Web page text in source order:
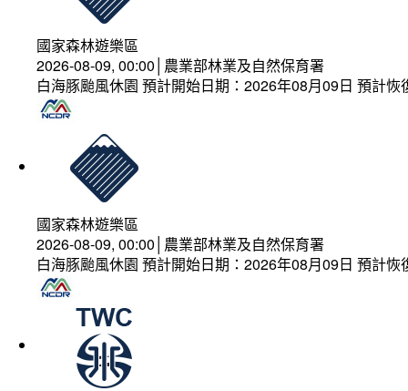
國家森林遊樂區
2026-08-09, 00:00│農業部林業及自然保育署
白海豚颱風休園 預計開始日期：2026年08月09日 預計
國家森林遊樂區
2026-08-09, 00:00│農業部林業及自然保育署
白海豚颱風休園 預計開始日期：2026年08月09日 預計